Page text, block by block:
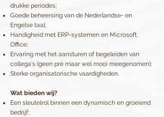
drukke periodes;
Goede beheersing van de Nederlandse- en
Engelse taal;
Handigheid met ERP-systemen en Microsoft
Office;
Ervaring met het aansturen of begeleiden van
collega's (geen pré maar wel mooi meegenomen);
Sterke organisatorische vaardigheden.
Wat bieden wij?
Een sleutelrol binnen een dynamisch en groeiend
bedrijf;